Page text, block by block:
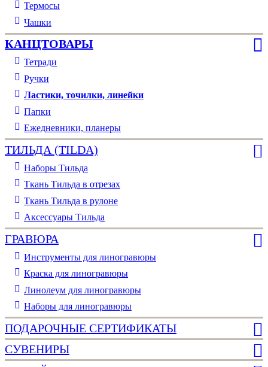
Термосы
Чашки
КАНЦТОВАРЫ
Тетради
Ручки
Ластики, точилки, линейки
Папки
Ежедневники, планеры
ТИЛЬДА (TILDA)
Наборы Тильда
Ткань Тильда в отрезах
Ткань Тильда в рулоне
Аксессуары Тильда
ГРАВЮРА
Инструменты для линогравюры
Краска для линогравюры
Линолеум для линогравюры
Наборы для линогравюры
ПОДАРОЧНЫЕ СЕРТИФИКАТЫ
СУВЕНИРЫ